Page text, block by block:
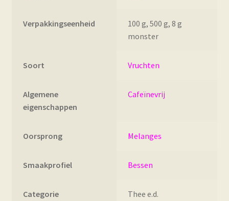
Verpakkingseenheid
100 g, 500 g, 8 g
monster
Soort Vruchten
Algemene
eigenschappen
Cafeïnevrij
Oorsprong Melanges
Smaakprofiel Bessen
Categorie Thee e.d.